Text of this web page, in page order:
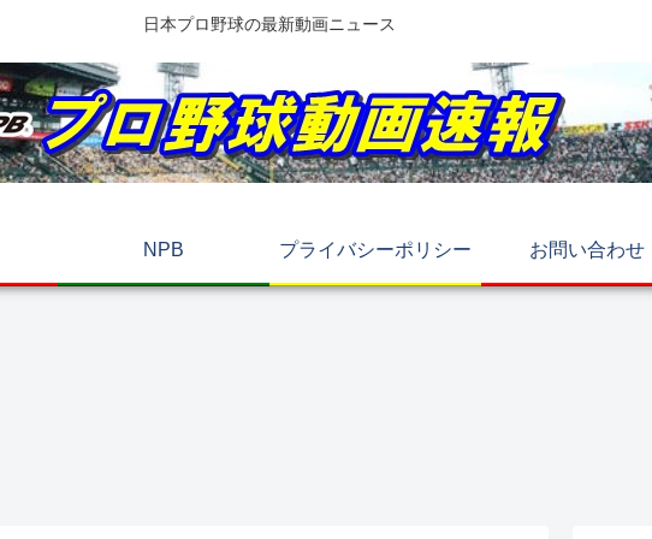
日本プロ野球の最新動画ニュース
NPB プライバシーポリシー お問い合わせ